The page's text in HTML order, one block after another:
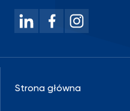
Strona główna